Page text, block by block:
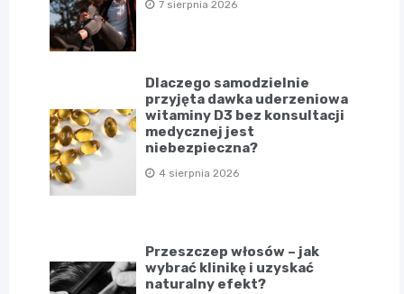
7 sierpnia 2026
Dlaczego samodzielnie
przyjęta dawka uderzeniowa
witaminy D3 bez konsultacji
medycznej jest
niebezpieczna?
4 sierpnia 2026
Przeszczep włosów – jak
wybrać klinikę i uzyskać
naturalny efekt?